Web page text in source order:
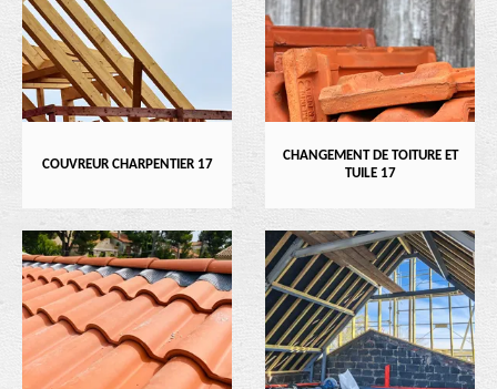
COUVREUR CHARPENTIER 17
CHANGEMENT DE TOITURE ET
TUILE 17